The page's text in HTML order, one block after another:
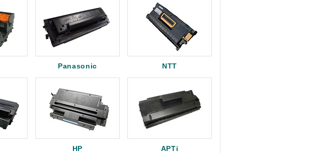
Panasonic NTT
HP APTi